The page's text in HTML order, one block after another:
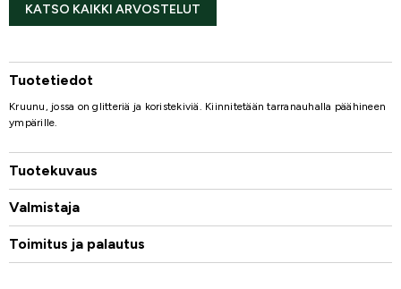
KATSO KAIKKI ARVOSTELUT
Tuotetiedot
Kruunu, jossa on glitteriä ja koristekiviä. Kiinnitetään tarranauhalla päähineen
ympärille.
Tuotekuvaus
Valmistaja
Toimitus ja palautus